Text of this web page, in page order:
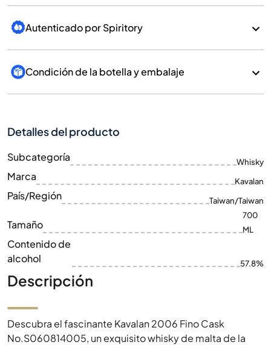
Autenticado por Spiritory
Condición de la botella y embalaje
Detalles del producto
Subcategoría Whisky
Marca Kavalan
País/Región Taiwan/Taiwan
Tamaño
700
ML
Contenido de
alcohol
57.8%
Descripción
Descubra el fascinante Kavalan 2006 Fino Cask
No.S060814005, un exquisito whisky de malta de la